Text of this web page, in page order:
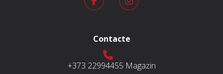
Contacte
+373 22994455 Magazin